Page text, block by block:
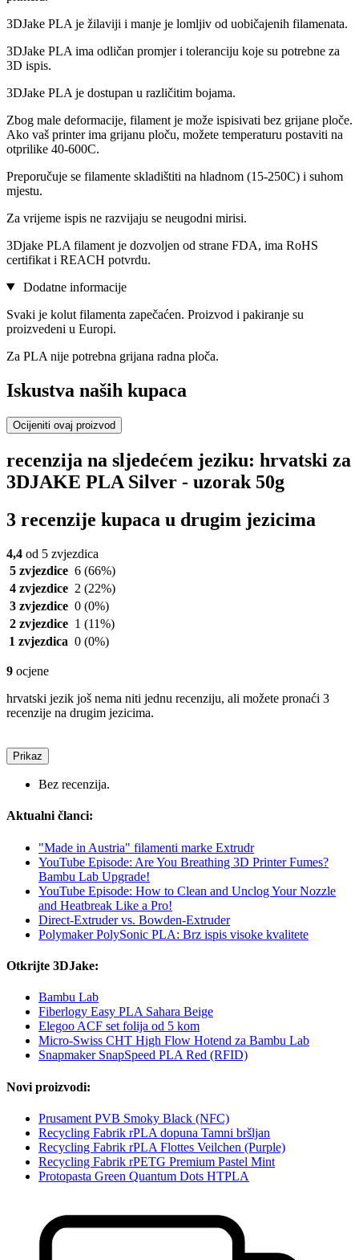
3DJake PLA je žilaviji i manje je lomljiv od uobičajenih filamenata.
3DJake PLA ima odličan promjer i toleranciju koje su potrebne za
3D ispis.
3DJake PLA je dostupan u različitim bojama.
Zbog male deformacije, filament je može ispisivati bez grijane ploče.
Ako vaš printer ima grijanu ploču, možete temperaturu postaviti na
otprilike 40-600C.
Preporučuje se filamente skladištiti na hladnom (15-250C) i suhom
mjestu.
Za vrijeme ispis ne razvijaju se neugodni mirisi.
3Djake PLA filament je dozvoljen od strane FDA, ima RoHS
certifikat i REACH potvrdu.
Dodatne informacije
Svaki je kolut filamenta zapečaćen. Proizvod i pakiranje su
proizvedeni u Europi.
Za PLA nije potrebna grijana radna ploča.
Iskustva naših kupaca
Ocijeniti ovaj proizvod
recenzija na sljedećem jeziku: hrvatski za
3DJAKE PLA Silver - uzorak 50g
3 recenzije kupaca u drugim jezicima
4,4 od 5 zvjezdica
5 zvjezdice 6 (66%)
4 zvjezdice 2 (22%)
3 zvjezdice 0 (0%)
2 zvjezdice 1 (11%)
1 zvjezdica 0 (0%)
9 ocjene
hrvatski jezik još nema niti jednu recenziju, ali možete pronaći 3
recenzije na drugim jezicima.
Prikaz
Bez recenzija.
Aktualni članci:
"Made in Austria" filamenti marke Extrudr
YouTube Episode: Are You Breathing 3D Printer Fumes?
Bambu Lab Upgrade!
YouTube Episode: How to Clean and Unclog Your Nozzle
and Heatbreak Like a Pro!
Direct-Extruder vs. Bowden-Extruder
Polymaker PolySonic PLA: Brz ispis visoke kvalitete
Otkrijte 3DJake:
Bambu Lab
Fiberlogy Easy PLA Sahara Beige
Elegoo ACF set folija od 5 kom
Micro-Swiss CHT High Flow Hotend za Bambu Lab
Snapmaker SnapSpeed PLA Red (RFID)
Novi proizvodi:
Prusament PVB Smoky Black (NFC)
Recycling Fabrik rPLA dopuna Tamni bršljan
Recycling Fabrik rPLA Flottes Veilchen (Purple)
Recycling Fabrik rPETG Premium Pastel Mint
Protopasta Green Quantum Dots HTPLA